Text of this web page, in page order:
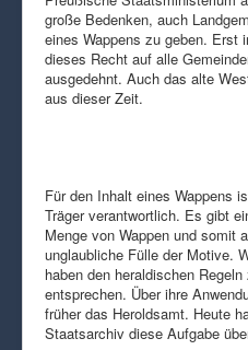
große Bedenken, auch
eines Wappens zu geben. Erst
dieses Recht auf alle
ausgedehnt. Auch das alte
aus dieser Zeit.
Für den Inhalt eines Wappens
Träger verantwortlich. Es gibt
Menge von Wappen und somit
unglaubliche Fülle der Motive.
haben den heraldischen Regeln
entsprechen. Über ihre
früher das Heroldsamt. Heute
Staatsarchiv diese Aufgabe